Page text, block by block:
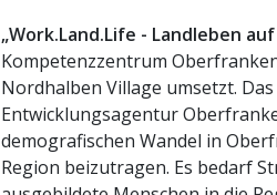
„Work.Land.Life ­- Landleben
Kompetenzzentrum
Nordhalben Village umsetzt.
Entwicklungsagentur
demografischen Wandel in
Region beizutragen. Es bedarf